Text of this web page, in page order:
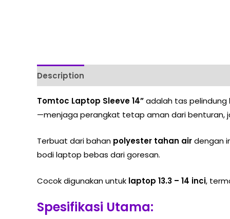
Description
Tomtoc Laptop Sleeve 14”adalah tas
—menjaga perangkat tetap aman dari benturan,
Terbuat dari bahan polyester tahan airdengan
bodi laptop bebas dari goresan.
Cocok digunakan untuk laptop 13.3 – 14 inci,
Spesifikasi Utama: